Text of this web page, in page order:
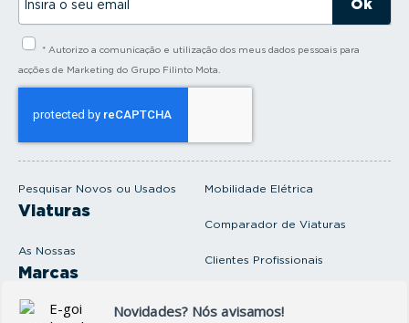
Pesquisar Novos ou Usados
Viaturas
As Nossas
Marcas
Produtos e serviços
Mobilidade Elétrica
Comparador de Viaturas
Clientes Profissionais
s
l
* Autorizo a comunicação e utilização dos meus dados pessoais para
acções de Marketing do Grupo Filinto Mota.